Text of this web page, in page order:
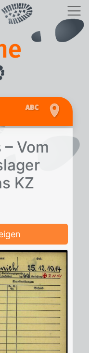
Vom
KZ